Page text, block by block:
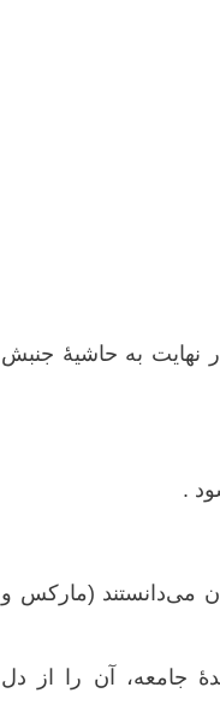
نهایت به حاشیهٔ جنبش
.
می‌دانستند (مارکس و
جامعه، آن را از دل